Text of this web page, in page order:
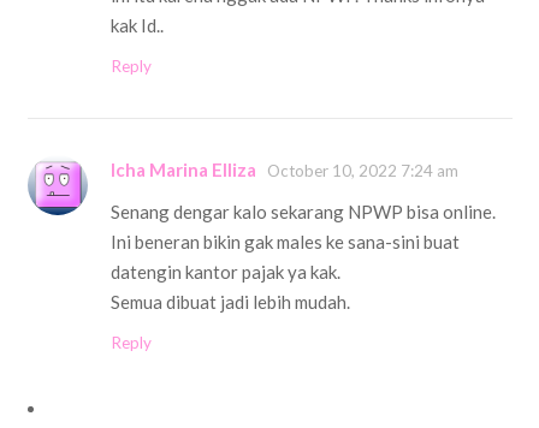
kak Id..
Reply
Icha Marina Elliza October 10, 2022 7:24 am
Senang dengar kalo sekarang NPWP bisa online.
Ini beneran bikin gak males ke sana-sini buat
datengin kantor pajak ya kak.
Semua dibuat jadi lebih mudah.
Reply